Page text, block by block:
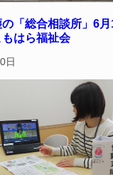
の「総合相談所」6
はら福祉会
日